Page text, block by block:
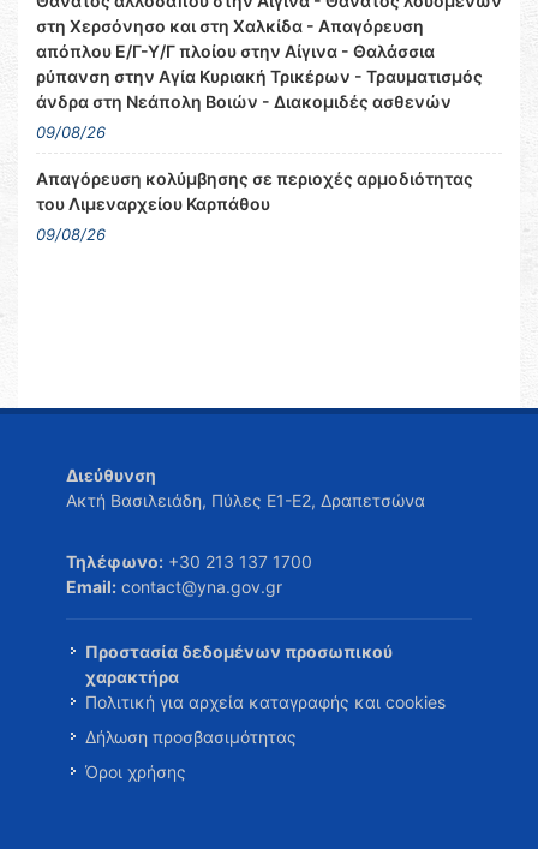
στη Χερσόνησο και στη Χαλκίδα - Απαγόρευση
απόπλου Ε/Γ-Υ/Γ πλοίου στην Αίγινα - Θαλάσσια
ρύπανση στην Αγία Κυριακή Τρικέρων - Τραυματισμός
άνδρα στη Νεάπολη Βοιών - Διακομιδές ασθενών
09/08/26
Απαγόρευση κολύμβησης σε περιοχές αρμοδιότητας
του Λιμεναρχείου Καρπάθου
09/08/26
Διεύθυνση
Ακτή Βασιλειάδη, Πύλες Ε1-Ε2, Δραπετσώνα
Τηλέφωνο: +30 213 137 1700
Email: contact@yna.gov.gr
Προστασία δεδομένων προσωπικού
χαρακτήρα
Πολιτική για αρχεία καταγραφής και cookies
Δήλωση προσβασιμότητας
Όροι χρήσης